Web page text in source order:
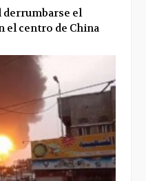
derrumbarse el
el centro de China